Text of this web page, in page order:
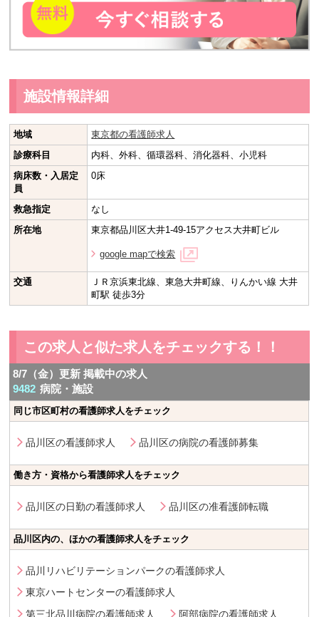
施設情報詳細
地域
東京都の看護師求人
診療科目
内科、外科、循環器科、消化器科、小児科
病床数・入居定
員
0床
救急指定
なし
所在地
東京都品川区大井1-49-15アクセス大井町ビル
google mapで検索
交通
ＪＲ京浜東北線、東急大井町線、りんかい線 大井
町駅 徒歩3分
この求人と似た求人をチェックする！！
8/7（金）更新 掲載中の求人
9482 病院・施設
同じ市区町村の看護師求人をチェック
品川区の看護師求人 品川区の病院の看護師募集
働き方・資格から看護師求人をチェック
品川区の日勤の看護師求人 品川区の准看護師転職
品川区内の、ほかの看護師求人をチェック
品川リハビリテーションパークの看護師求人
東京ハートセンターの看護師求人
第三北品川病院の看護師求人
阿部病院の看護師求人